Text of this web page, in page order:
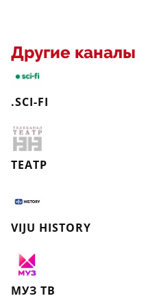
Другие каналы
.SCI-FI
ТЕАТР
VIJU HISTORY
МУЗ ТВ